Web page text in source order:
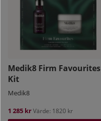
Medik8 Firm Favourites
Kit
Medik8
1 285 krVärde: 1820 kr